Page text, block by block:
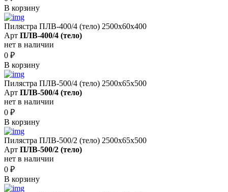
В корзину
Пилястра ПЛВ-400/4 (тело) 2500х60х400
Арт ПЛВ-400/4 (тело)
нет в наличии
0 ₽
В корзину
Пилястра ПЛВ-500/4 (тело) 2500х65х500
Арт ПЛВ-500/4 (тело)
нет в наличии
0 ₽
В корзину
Пилястра ПЛВ-500/2 (тело) 2500х65х500
Арт ПЛВ-500/2 (тело)
нет в наличии
0 ₽
В корзину